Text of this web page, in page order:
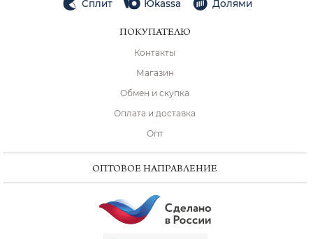
Сплит Юkassa Долями
ПОКУПАТЕЛЮ
Контакты
Магазин
Обмен и скупка
Оплата и доставка
Опт
ОПТОВОЕ НАПРАВЛЕНИЕ